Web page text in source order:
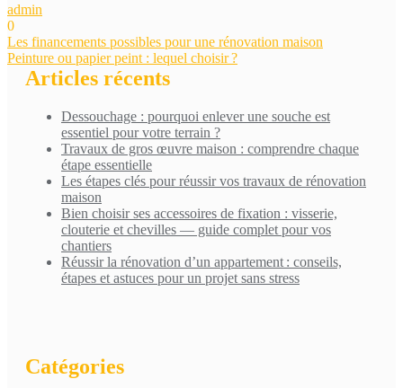
admin
0
Navigation
de
l’article
Les financements possibles pour une rénovation maison
Peinture ou papier peint : lequel choisir ?
Articles récents
Dessouchage : pourquoi enlever une souche est
essentiel pour votre terrain ?
Travaux de gros œuvre maison : comprendre chaque
étape essentielle
Les étapes clés pour réussir vos travaux de rénovation
maison
Bien choisir ses accessoires de fixation : visserie,
clouterie et chevilles — guide complet pour vos
chantiers
Réussir la rénovation d’un appartement : conseils,
étapes et astuces pour un projet sans stress
Catégories